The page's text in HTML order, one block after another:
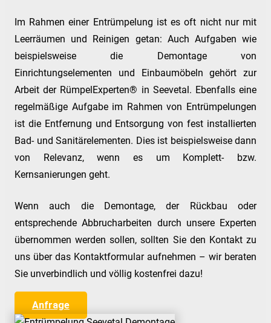
Im Rahmen einer Entrümpelung ist es oft nicht nur mit
Leerräumen und Reinigen getan: Auch Aufgaben wie
beispielsweise die Demontage von
Einrichtungselementen und Einbaumöbeln gehört zur
Arbeit der RümpelExperten® in Seevetal. Ebenfalls eine
regelmäßige Aufgabe im Rahmen von Entrümpelungen
ist die Entfernung und Entsorgung von fest installierten
Bad- und Sanitärelementen. Dies ist beispielsweise dann
von Relevanz, wenn es um Komplett- bzw.
Kernsanierungen geht.
Wenn auch die Demontage, der Rückbau oder
entsprechende Abbrucharbeiten durch unsere Experten
übernommen werden sollen, sollten Sie den Kontakt zu
uns über das Kontaktformular aufnehmen – wir beraten
Sie unverbindlich und völlig kostenfrei dazu!
Anfrage